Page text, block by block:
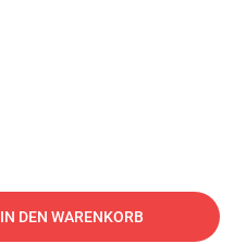
IN DEN WARENKORB